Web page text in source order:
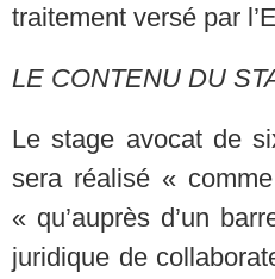
traitement versé par
LE CONTENU DU
Le stage avocat de
sera réalisé «
« qu’auprès d’un
juridique de